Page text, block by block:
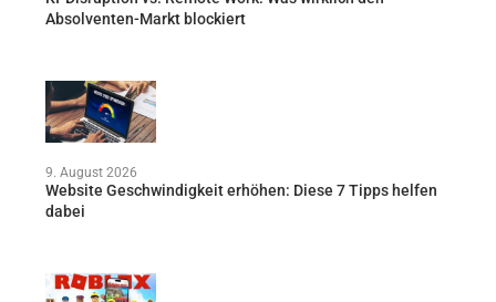
Absolventen-Markt blockiert
9. August 2026
Website Geschwindigkeit erhöhen: Diese 7 Tipps helfen
dabei